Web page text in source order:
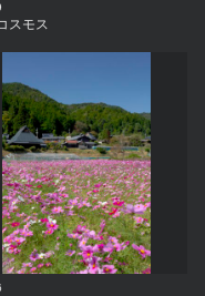
スモス